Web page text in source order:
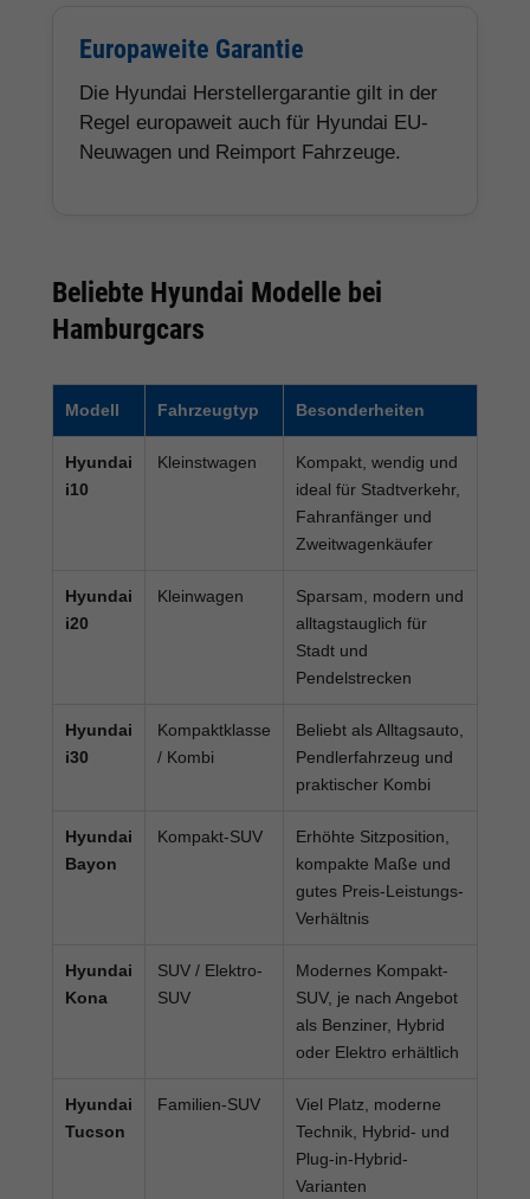
Europaweite Garantie
Die Hyundai Herstellergarantie gilt in der
Regel europaweit auch für Hyundai EU-
Neuwagen und Reimport Fahrzeuge.
Beliebte Hyundai Modelle bei
Hamburgcars
Modell Fahrzeugtyp Besonderheiten
Hyundai
i10
Kleinstwagen
Kompakt, wendig und
ideal für Stadtverkehr,
Fahranfänger und
Zweitwagenkäufer
Hyundai
i20
Kleinwagen
Sparsam, modern und
alltagstauglich für
Stadt und
Pendelstrecken
Hyundai
i30
Kompaktklasse
/ Kombi
Beliebt als Alltagsauto,
Pendlerfahrzeug und
praktischer Kombi
Hyundai
Bayon
Kompakt-SUV
Erhöhte Sitzposition,
kompakte Maße und
gutes Preis-Leistungs-
Verhältnis
Hyundai
Kona
SUV / Elektro-
SUV
Modernes Kompakt-
SUV, je nach Angebot
als Benziner, Hybrid
oder Elektro erhältlich
Hyundai
Tucson
Familien-SUV
Viel Platz, moderne
Technik, Hybrid- und
Plug-in-Hybrid-
Varianten